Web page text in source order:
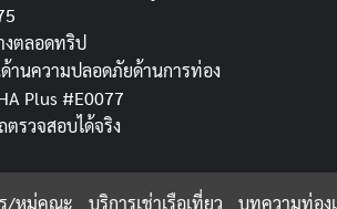
งตลอดทริป
านความปลอดภัยด้านการท่อง
Plus #E0077
ตรวจสอบได้จริง
/หมู่คณะ บริการเช่าเรือเที่ยว บทความท่อง